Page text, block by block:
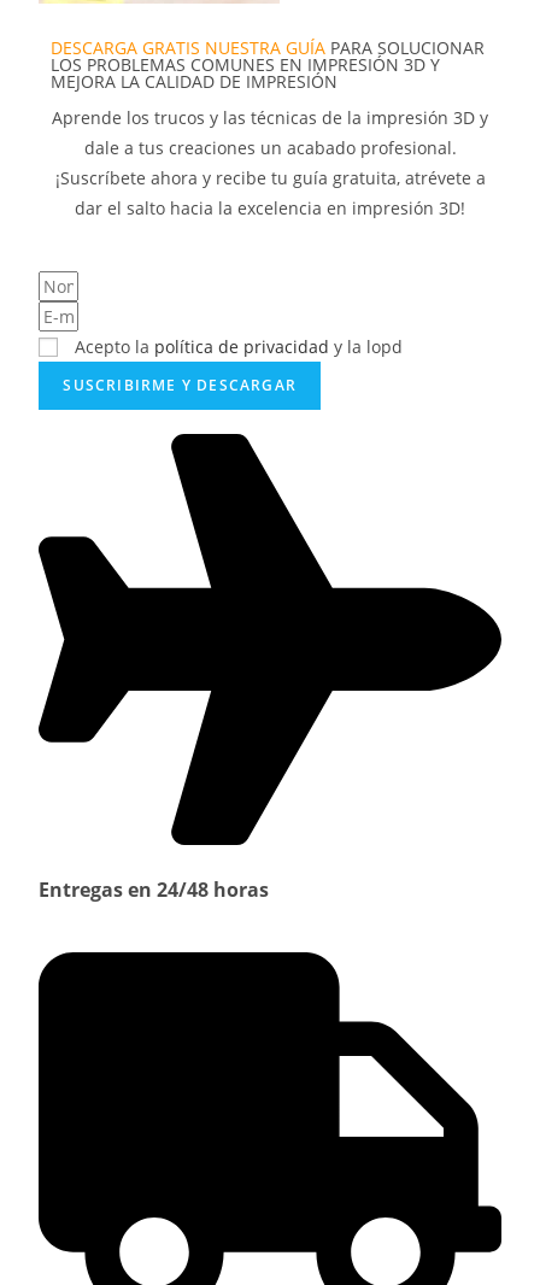
DESCARGA GRATIS NUESTRA GUÍA PARA SOLUCIONAR
LOS PROBLEMAS COMUNES EN IMPRESIÓN 3D Y
MEJORA LA CALIDAD DE IMPRESIÓN
Aprende los trucos y las técnicas de la impresión 3D y
dale a tus creaciones un acabado profesional.
¡Suscríbete ahora y recibe tu guía gratuita, atrévete a
dar el salto hacia la excelencia en impresión 3D!
Acepto la política de privacidad y la lopd
SUSCRIBIRME Y DESCARGAR
Entregas en 24/48 horas